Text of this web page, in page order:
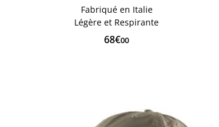
Fabriqué en Italie
Légère et Respirante
68€00